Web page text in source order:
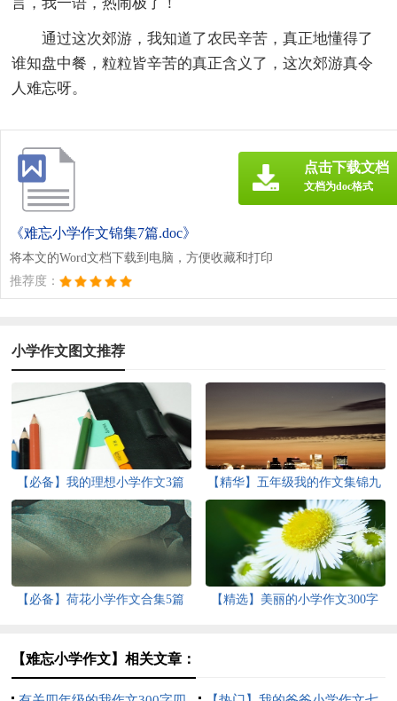
通过这次郊游，我知道了农民辛苦，真正地懂得了
谁知盘中餐，粒粒皆辛苦的真正含义了，这次郊游真令
人难忘呀。
《难忘小学作文锦集7篇.doc》
将本文的Word文档下载到电脑，方便收藏和打印
推荐度：
点击下载文档
文档为doc格式
小学作文图文推荐
【必备】我的理想小学作文3篇
【精华】五年级我的作文集锦九
篇
【必备】荷花小学作文合集5篇
【精选】美丽的小学作文300字
【难忘小学作文】相关文章：